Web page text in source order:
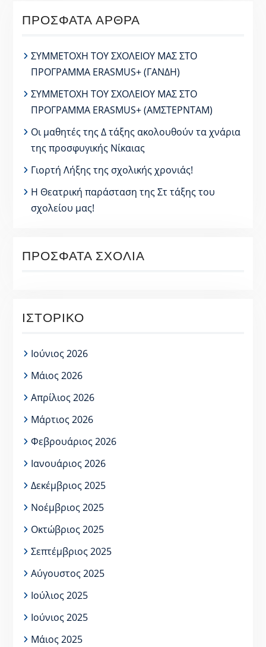
ΠΡΌΣΦΑΤΑ ΆΡΘΡΑ
ΣΥΜΜΕΤΟΧΗ ΤΟΥ ΣΧΟΛΕΙΟΥ ΜΑΣ ΣΤΟ
ΠΡΟΓΡΑΜΜΑ ERASMUS+ (ΓΑΝΔΗ)
ΣΥΜΜΕΤΟΧΗ ΤΟΥ ΣΧΟΛΕΙΟΥ ΜΑΣ ΣΤΟ
ΠΡΟΓΡΑΜΜΑ ERASMUS+ (ΑΜΣΤΕΡΝΤΑΜ)
Οι μαθητές της Δ τάξης ακολουθούν τα χνάρια
της προσφυγικής Νίκαιας
Γιορτή Λήξης της σχολικής χρονιάς!
Η Θεατρική παράσταση της Στ τάξης του
σχολείου μας!
ΠΡΌΣΦΑΤΑ ΣΧΌΛΙΑ
ΙΣΤΟΡΙΚΌ
Ιούνιος 2026
Μάιος 2026
Απρίλιος 2026
Μάρτιος 2026
Φεβρουάριος 2026
Ιανουάριος 2026
Δεκέμβριος 2025
Νοέμβριος 2025
Οκτώβριος 2025
Σεπτέμβριος 2025
Αύγουστος 2025
Ιούλιος 2025
Ιούνιος 2025
Μάιος 2025